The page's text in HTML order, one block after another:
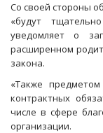
Со своей стороны
«будут
уведомляет о
расширенном
закона.
«Также
контрактных
числе в сфере
организации.